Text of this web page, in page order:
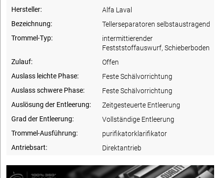
Hersteller:
Alfa Laval
Bezeichnung:
Tellerseparatoren selbstaustragend
Trommel-Typ:
intermittierender
Festststoffauswurf, Schieberboden
Zulauf:
Offen
Auslass leichte Phase:
Feste Schälvorrichtung
Auslass schwere Phase:
Feste Schälvorrichtung
Auslösung der Entleerung:
Zeitgesteuerte Entleerung
Grad der Entleerung:
Vollständige Entleerung
Trommel-Ausführung:
purifikatorklarifikator
Antriebsart:
Direktantrieb